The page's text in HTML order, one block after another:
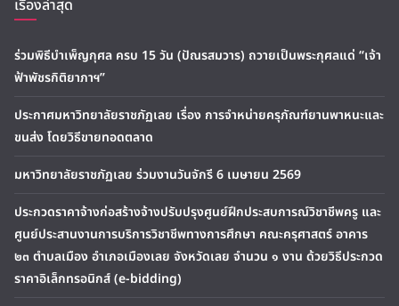
เรื่องล่าสุด
ร่วมพิธีบำเพ็ญกุศล ครบ 15 วัน (ปัณรสมวาร) ถวายเป็นพระกุศลแด่ “เจ้า
ฟ้าพัชรกิติยาภาฯ”
ประกาศมหาวิทยาลัยราชภัฏเลย เรื่อง การจำหน่ายครุภัณฑ์ยานพาหนะและ
ขนส่ง โดยวิธีขายทอดตลาด
มหาวิทยาลัยราชภัฏเลย ร่วมงานวันจักรี 6 เมษายน 2569
ประกวดราคาจ้างก่อสร้างจ้างปรับปรุงศูนย์ฝึกประสบการณ์วิชาชีพครู และ
ศูนย์ประสานงานการบริการวิชาชีพทางการศึกษา คณะครุศาสตร์ อาคาร
๒๓ ตำบลเมือง อำเภอเมืองเลย จังหวัดเลย จำนวน ๑ งาน ด้วยวิธีประกวด
ราคาอิเล็กทรอนิกส์ (e-bidding)